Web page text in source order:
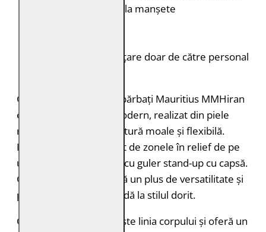
Fermoar la manșete
Curățare doar de către personal
Geaca de piele pentru bărbați Mauritius MMHiran
este un model biker modern, realizat din piele
naturală de miel, cu textură moale și flexibilă.
Designul este accentuat de zonele în relief de pe
umeri și de construcția cu guler stand-up cu capsă.
Gluga detașabilă adaugă un plus de versatilitate și
permite adaptarea rapidă la stilul dorit.
Croiala Slim Fit urmărește linia corpului și oferă un